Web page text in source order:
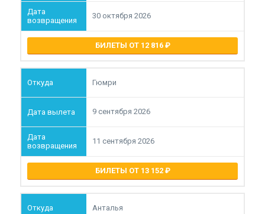
30 октября 2026
БИЛЕТЫ ОТ 12 816
Гюмри
9 сентября 2026
11 сентября 2026
БИЛЕТЫ ОТ 13 152
Анталья